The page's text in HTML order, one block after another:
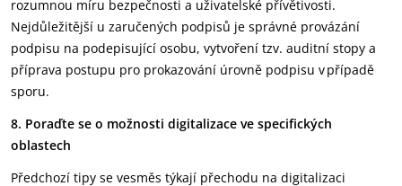
rozumnou míru bezpečnosti a uživatelské přívětivosti.
Nejdůležitější u zaručených podpisů je správné provázání
podpisu na podepisující osobu, vytvoření tzv. auditní stopy a
příprava postupu pro prokazování úrovně podpisu v případě
sporu.
8. Poraďte se o možnosti digitalizace ve specifických
oblastech
Předchozí tipy se vesměs týkají přechodu na digitalizaci